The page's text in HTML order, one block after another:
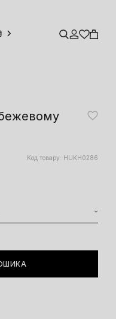
Код товару: HUKH0286